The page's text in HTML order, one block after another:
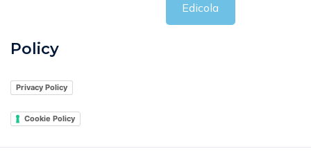
Edicola
Policy
Privacy Policy
Cookie Policy